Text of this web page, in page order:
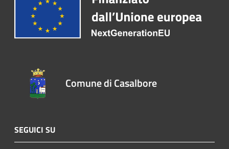
Comune di Casalbore
SEGUICI SU